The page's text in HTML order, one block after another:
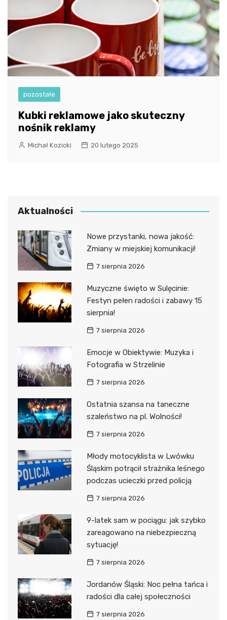
pozostałe
Kubki reklamowe jako skuteczny
nośnik reklamy
Michał Kozicki 20 lutego 2025
Aktualności
Nowe przystanki, nowa jakość:
Zmiany w miejskiej komunikacji!
7 sierpnia 2026
Muzyczne święto w Sulęcinie:
Festyn pełen radości i zabawy 15
sierpnia!
7 sierpnia 2026
Emocje w Obiektywie: Muzyka i
Fotografia w Strzelinie
7 sierpnia 2026
Ostatnia szansa na taneczne
szaleństwo na pl. Wolności!
7 sierpnia 2026
Młody motocyklista w Lwówku
Śląskim potrącił strażnika leśnego
podczas ucieczki przed policją
7 sierpnia 2026
9-latek sam w pociągu: jak szybko
zareagowano na niebezpieczną
sytuację!
7 sierpnia 2026
Jordanów Śląski: Noc pełna tańca i
radości dla całej społeczności
7 sierpnia 2026